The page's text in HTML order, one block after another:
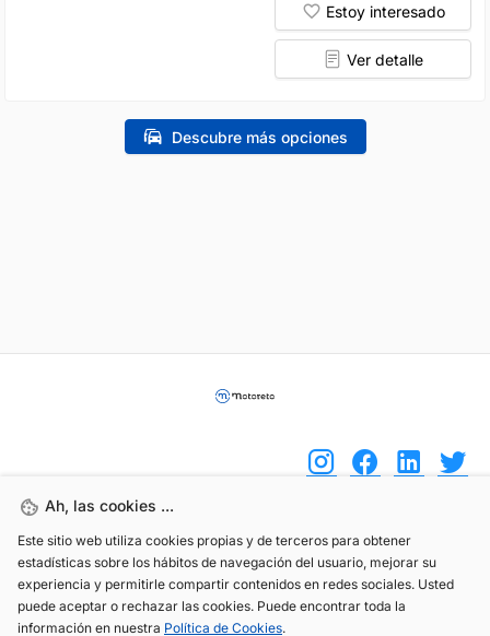
Estoy interesado
Ver detalle
Descubre más opciones
Ah, las cookies ...
Este sitio web utiliza cookies propias y de terceros para obtener
estadísticas sobre los hábitos de navegación del usuario, mejorar su
experiencia y permitirle compartir contenidos en redes sociales. Usted
puede aceptar o rechazar las cookies. Puede encontrar toda la
información en nuestra Política de Cookies.
(+34) 744 408 070
info@motoreto.com